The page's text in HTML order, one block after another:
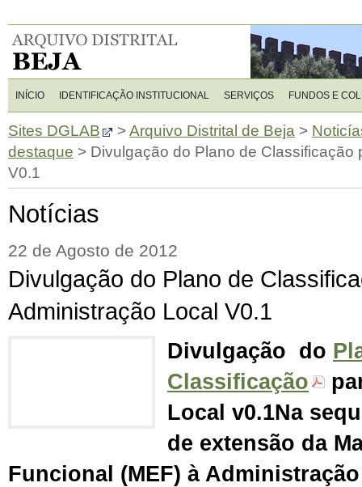
INÍCIO IDENTIFICAÇÃO INSTITUCIONAL SERVIÇOS FUNDOS E
Sites DGLAB >Arquivo Distrital de Beja >
destaque > Divulgação do Plano de Classificação
V0.1
Notícias
22 de Agosto de 2012
Divulgação do Plano de
Administração Local V0.1
Divulgação do
Classificação
Local v0.1Na
de extensão da
Funcional (MEF) à